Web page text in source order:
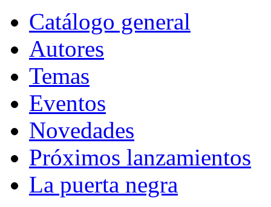
Catálogo general
Autores
Temas
Eventos
Novedades
Próximos lanzamientos
La puerta negra